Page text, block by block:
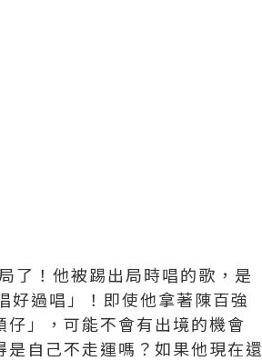
了！他被踢出局時唱的歌，是
好過唱」！即使他拿著陳百強
」，可能不會有出境的機會
自己不走運嗎？如果他現在還